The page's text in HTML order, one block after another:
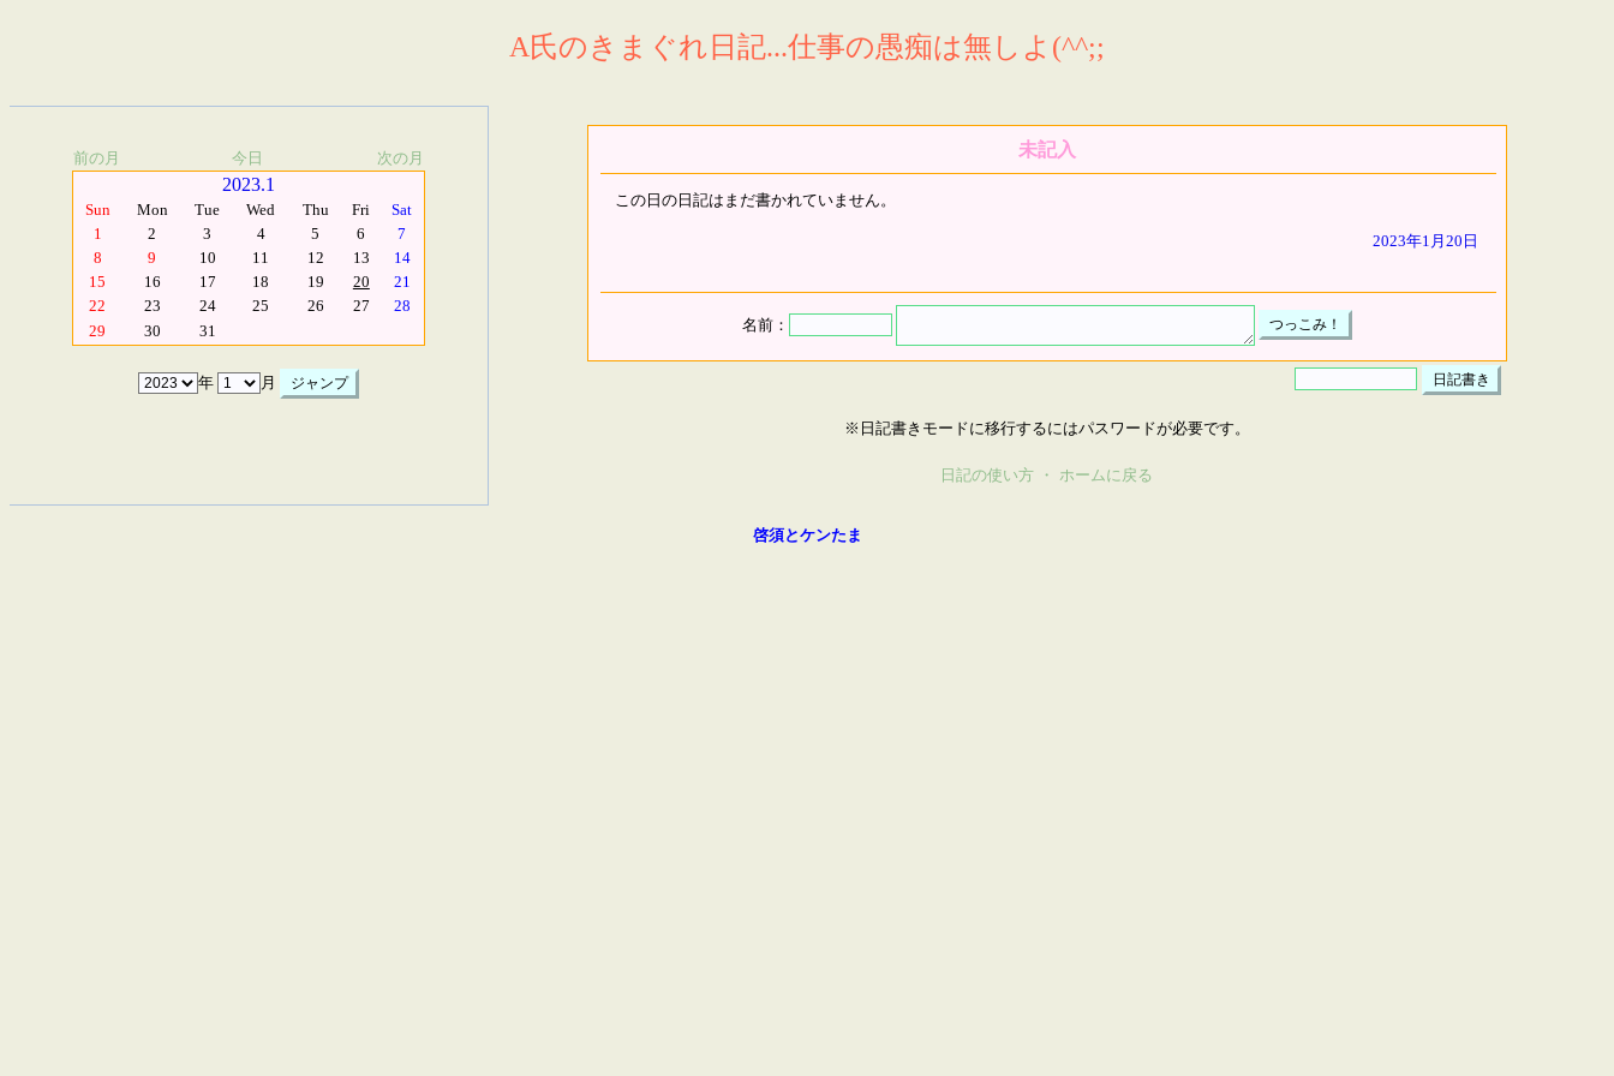
A氏のきまぐれ日記...仕事の愚痴は無しよ(^^;;
前の月 今日 次の月
2023.1
Sun Mon Tue Wed Thu Fri
Sat
1
2 3 4 5 6
7
8
9 10 11 12 13
14
15
16 17 18 19 20
21
22
23 24 25 26 27
28
29
30 31
年 月
未記入
この日の日記はまだ書かれていません。
2023年1月20日
名前：
※日記書きモードに移行するにはパスワードが必要です。
日記の使い方 ・ ホームに戻る
啓須とケンたま